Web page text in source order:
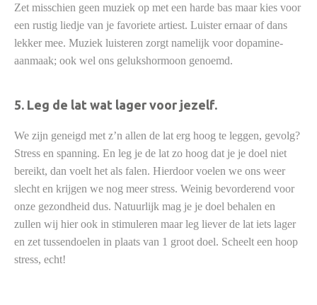
Zet misschien geen muziek op met een harde bas maar kies voor
een rustig liedje van je favoriete artiest. Luister ernaar of dans
lekker mee. Muziek luisteren zorgt namelijk voor dopamine-
aanmaak; ook wel ons gelukshormoon genoemd.
5. Leg de lat wat lager voor jezelf.
We zijn geneigd met z’n allen de lat erg hoog te leggen, gevolg?
Stress en spanning. En leg je de lat zo hoog dat je je doel niet
bereikt, dan voelt het als falen. Hierdoor voelen we ons weer
slecht en krijgen we nog meer stress. Weinig bevorderend voor
onze gezondheid dus. Natuurlijk mag je je doel behalen en
zullen wij hier ook in stimuleren maar leg liever de lat iets lager
en zet tussendoelen in plaats van 1 groot doel. Scheelt een hoop
stress, echt!